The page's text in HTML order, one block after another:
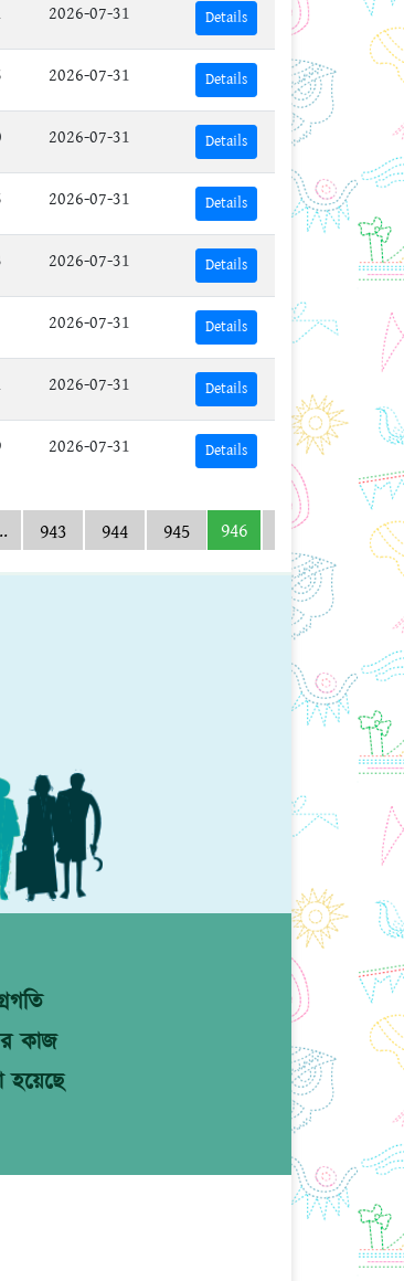
2026-07-31 Details
2026-07-31 Details
2026-07-31 Details
2026-07-31 Details
2026-07-31 Details
2026-07-31 Details
2026-07-31 Details
2026-07-31 Details
943 944 945 946 947
কাজ
হয়েছে